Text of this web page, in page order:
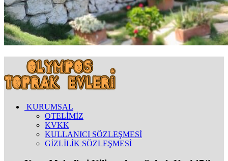
KURUMSAL
OTELİMİZ
KVKK
KULLANICI SÖZLEŞMESİ
GİZLİLİK SÖZLEŞMESİ